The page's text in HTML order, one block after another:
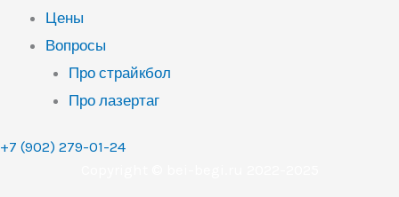
Цены
Вопросы
Про страйкбол
Про лазертаг
+7 (902) 279-01-24